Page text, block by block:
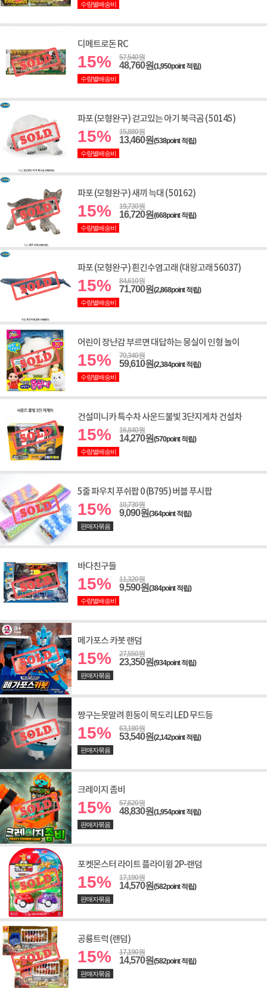
수량별배송비
디메트로돈 RC
15% 57,540원
48,760원(1,950point 적립)
수량별배송비
파포 (모형완구) 걷고있는 아기 북극곰 ( 50145)
15% 15,880원
13,460원(538point 적립)
수량별배송비
파포 (모형완구) 새끼 늑대 ( 50162)
15% 19,730원
16,720원(668point 적립)
수량별배송비
파포 (모형완구) 흰긴수염고래 (대왕고래 56037)
15% 84,610원
71,700원(2,868point 적립)
수량별배송비
어린이 장난감 부르면 대답하는 몽실이 인형 놀이
15% 70,340원
59,610원(2,384point 적립)
수량별배송비
건설미니카 특수차 사운드불빛 3단지게차 건설차
15% 16,840원
14,270원(570point 적립)
수량별배송비
5줄 파우치 푸쉬팝 0 (B795) 버블 푸시팝
15% 10,730원
9,090원(364point 적립)
판매자묶음
바다친구들
15% 11,320원
9,590원(384point 적립)
수량별배송비
메가포스 카봇 랜덤
15% 27,550원
23,350원(934point 적립)
판매자묶음
짱구는못말려 흰둥이 목도리 LED 무드등
15% 63,180원
53,540원(2,142point 적립)
판매자묶음
크레이지 좀비
15% 57,620원
48,830원(1,954point 적립)
판매자묶음
포켓몬스터 라이트 플라이윙 2P-랜덤
15% 17,190원
14,570원(582point 적립)
판매자묶음
공룡트럭 (랜덤)
15% 17,190원
14,570원(582point 적립)
판매자묶음